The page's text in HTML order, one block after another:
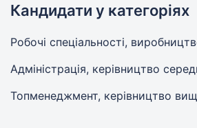
Кандидати у категоріях
Робочі спеціальності,
Адмiнiстрацiя, керівництво
Топменеджмент, керівництво